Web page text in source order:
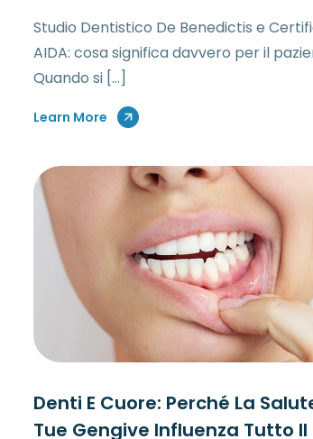
Studio Dentistico De Benedictis e
AIDA: cosa significa davvero per il
Quando si […]
Learn More
Denti E Cuore: Perché La
Tue Gengive Influenza Tutto Il